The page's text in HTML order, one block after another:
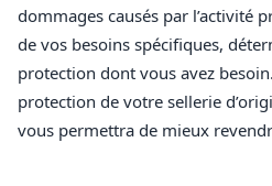
dommages causés par l’activité
de vos besoins spécifiques,
protection dont vous avez
protection de votre sellerie
vous permettra de mieux